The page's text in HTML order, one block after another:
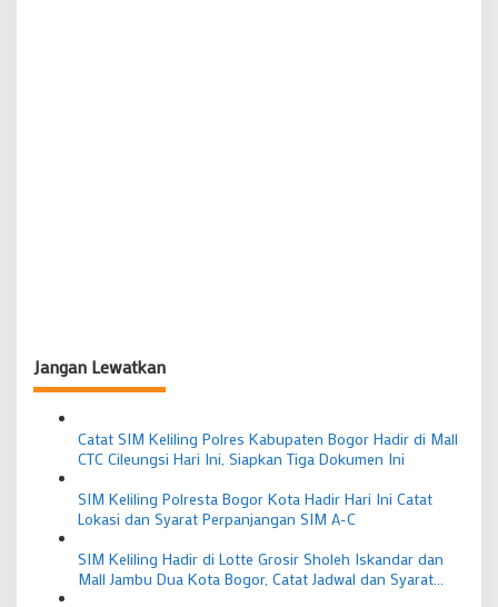
Jangan Lewatkan
Catat SIM Keliling Polres Kabupaten Bogor Hadir di Mall
CTC Cileungsi Hari Ini, Siapkan Tiga Dokumen Ini
SIM Keliling Polresta Bogor Kota Hadir Hari Ini Catat
Lokasi dan Syarat Perpanjangan SIM A-C
SIM Keliling Hadir di Lotte Grosir Sholeh Iskandar dan
Mall Jambu Dua Kota Bogor, Catat Jadwal dan Syarat